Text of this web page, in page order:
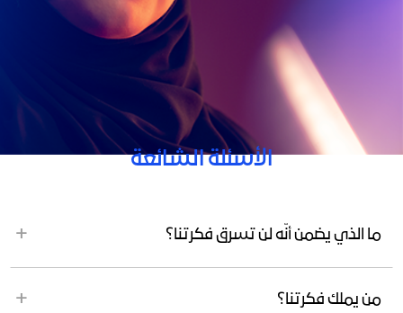
الأسئلة الشائعة
ما الذي يضمن أنّه لن تسرق فكرتنا؟
من يملك فكرتنا؟